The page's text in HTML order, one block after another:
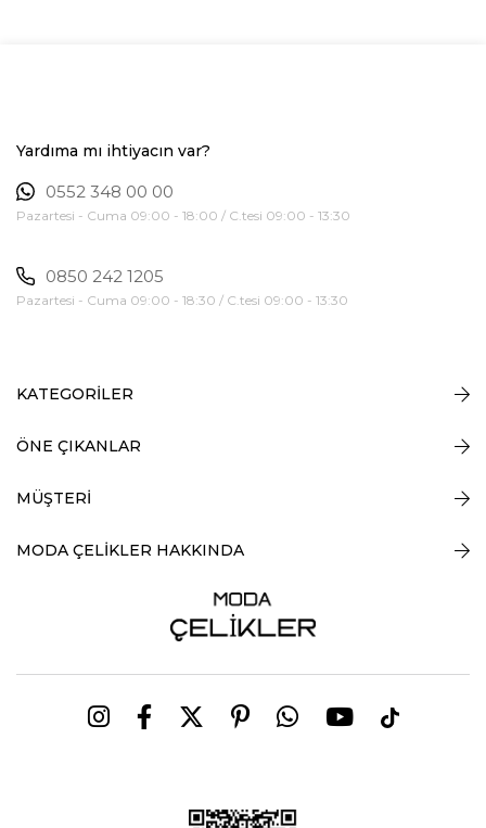
Yardıma mı ihtiyacın var?
0552 348 00 00
Pazartesi - Cuma 09:00 - 18:00 / C.tesi 09:00 - 13:30
0850 242 1205
Pazartesi - Cuma 09:00 - 18:30 / C.tesi 09:00 - 13:30
KATEGORİLER
ÖNE ÇIKANLAR
MÜŞTERİ
MODA ÇELİKLER HAKKINDA